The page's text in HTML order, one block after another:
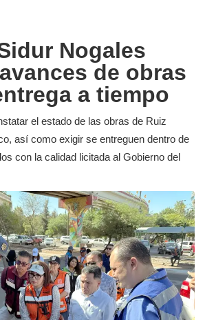
Nogales
de obras
a tiempo
el estado de las obras de Ruiz
así como exigir se entreguen dentro de
con la calidad licitada al Gobierno del